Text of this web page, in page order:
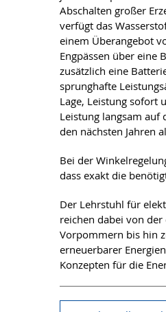
Abschalten großer
verfügt das
einem Überangebot
Engpässen über eine
zusätzlich eine
sprunghafte
Lage, Leistung sofort
Leistung langsam auf
den nächsten Jahren
Bei der
dass exakt die
Der Lehrstuhl für
reichen dabei von
Vorpommern bis hin
erneuerbarer
Konzepten für die